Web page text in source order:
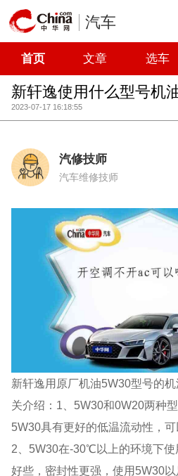
汽车
首页 文章 选车
新轩逸使用什么型号机
2023-07-17 16:18:55
汽修技师
汽车维修技师
新轩逸用原厂机油5W30型号的
关介绍：1、5W30和0W20两种
5W30具有更好的低温流动性，可
2、5W30在-30℃以上的环境下
好些，密封性更强，使用5W30